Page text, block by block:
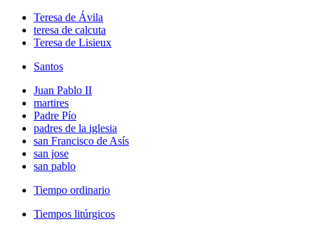
Teresa de Ávila
teresa de calcuta
Teresa de Lisieux
Santos
Juan Pablo II
martires
Padre Pío
padres de la iglesia
san Francisco de Asís
san jose
san pablo
Tiempo ordinario
Tiempos litúrgicos